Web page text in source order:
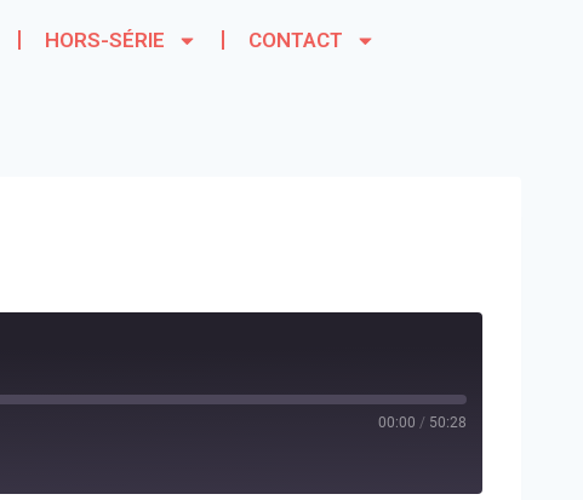
HORS-SÉRIE CONTACT
00:00 / 50:28